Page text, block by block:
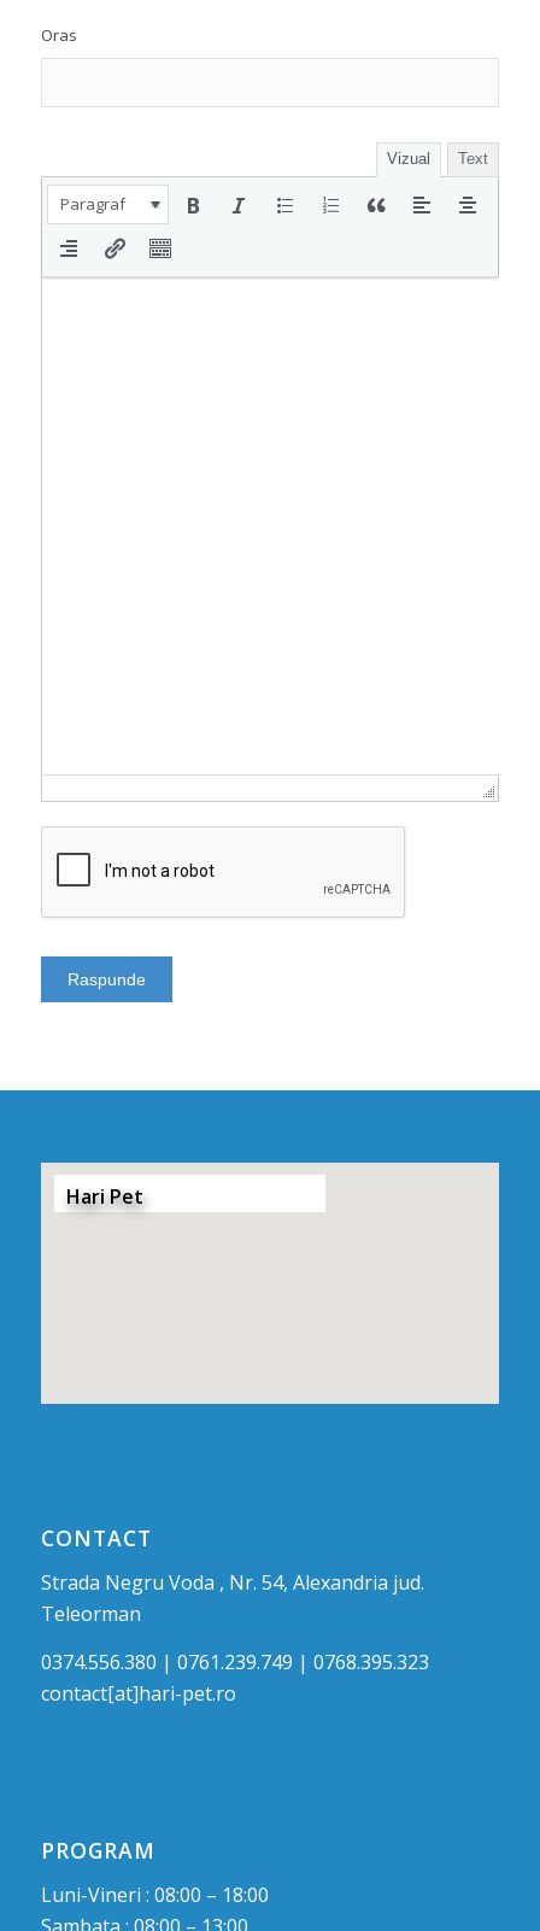
Oras
Vizual Text
Paragraf
Hari Pet
CONTACT
Strada Negru Voda , Nr. 54, Alexandria jud.
Teleorman
0374.556.380 | 0761.239.749 | 0768.395.323
contact[at]hari-pet.ro
PROGRAM
Luni-Vineri : 08:00 – 18:00